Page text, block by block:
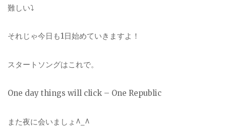
難しい⤵︎
それじゃ今日も1日始めていきますよ！
スタートソングはこれで。
One day things will click – One Republic
また夜に会いましょ^_^